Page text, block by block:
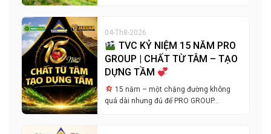
04-Th8-2026
TVC KỶ NIỆM 15 NĂM PRO
GROUP | CHẤT TỪ TÂM – TẠO
DỰNG TẦM
15 năm – một chặng đường không
quá dài nhưng đủ để PRO GROUP…